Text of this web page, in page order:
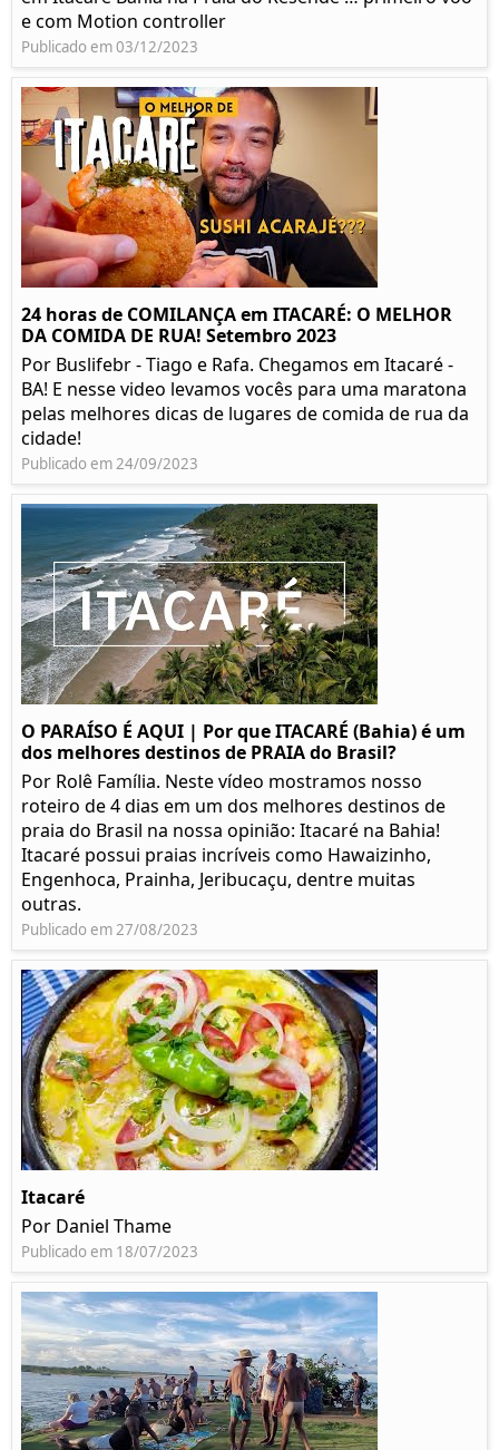
e com Motion controller
Publicado em 03/12/2023
24 horas de COMILANÇA em ITACARÉ: O MELHOR
DA COMIDA DE RUA! Setembro 2023
Por Buslifebr - Tiago e Rafa. Chegamos em Itacaré -
BA! E nesse video levamos vocês para uma maratona
pelas melhores dicas de lugares de comida de rua da
cidade!
Publicado em 24/09/2023
O PARAÍSO É AQUI | Por que ITACARÉ (Bahia) é um
dos melhores destinos de PRAIA do Brasil?
Por Rolê Família. Neste vídeo mostramos nosso
roteiro de 4 dias em um dos melhores destinos de
praia do Brasil na nossa opinião: Itacaré na Bahia!
Itacaré possui praias incríveis como Hawaizinho,
Engenhoca, Prainha, Jeribucaçu, dentre muitas
outras.
Publicado em 27/08/2023
Itacaré
Por Daniel Thame
Publicado em 18/07/2023